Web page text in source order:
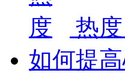
热
如何提